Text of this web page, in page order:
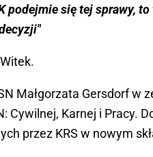
podejmie się tej sprawy,
Małgorzata Gersdorf w
Cywilnej, Karnej i Pracy.
przez KRS w nowym